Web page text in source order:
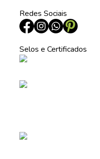
Redes Sociais
Selos e Certificados